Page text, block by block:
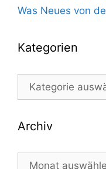
Was Neues von
Kategorien
Kategorien
Archiv
Archiv